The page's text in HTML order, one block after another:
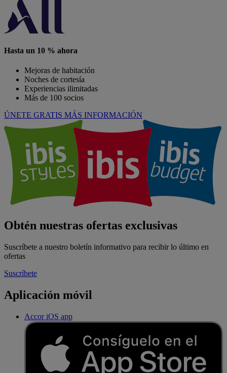
Hasta un 10 % ahora
Mejoras de habitación
Noches de cortesía
Experiencias ilimitadas
Más de 100 socios
ÚNETE GRATIS MÁS INFORMACIÓN
Obtén nuestras ofertas exclusivas
Suscríbete a nuestro boletín informativo para recibir lo último en
ofertas
Suscríbete
Aplicación móvil
Accor iOS app